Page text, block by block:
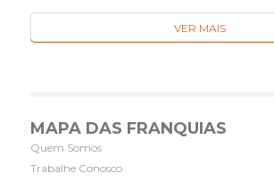
VER MAIS
MAPA DAS FRANQUIAS
Quem Somos
Trabalhe Conosco